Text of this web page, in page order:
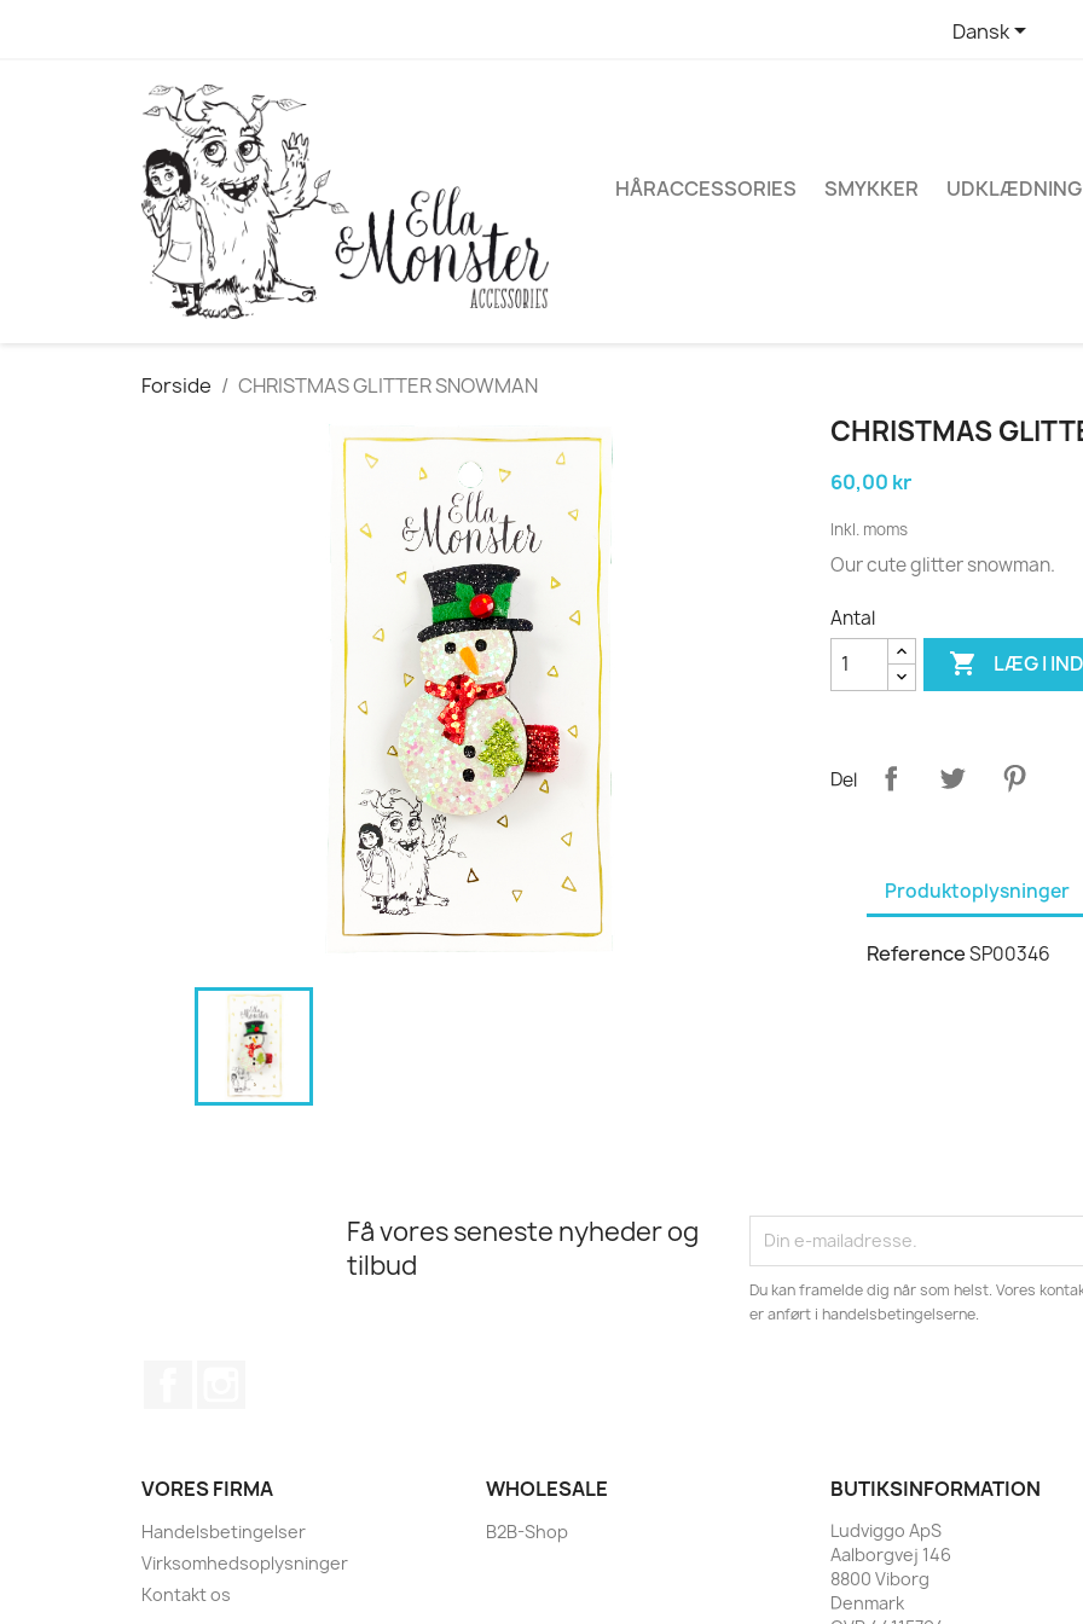
Dansk
HÅRACCESSORIES SMYKKER UDKLÆDNING
Forside CHRISTMAS GLITTER SNOWMAN
CHRISTMAS
60,00 kr
Inkl. moms
Our cute glitter snowman.
Antal
 LÆG I
Del
Produktoplysninger
ReferenceSP00346
Få vores seneste nyheder og
tilbud
Du kan framelde dig når som helst. Vores
er anført i handelsbetingelserne.
VORES FIRMA
Handelsbetingelser
Virksomhedsoplysninger
Kontakt os
WHOLESALE
B2B-Shop
BUTIKSINFORMATION
Ludviggo ApS
Aalborgvej 146
8800 Viborg
Denmark